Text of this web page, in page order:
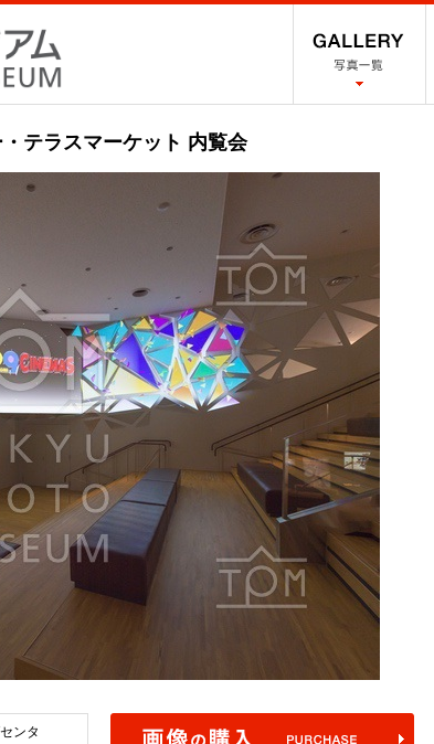
テラスマーケット 内覧会
ンタ